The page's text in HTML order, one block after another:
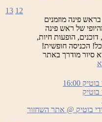
פינה מוזמנים
של ראש פינה
הופעות חיות,
הכניסה חופשית!
18:00 וב19:30 יצא סיור מודרך באתר
בולברד
–
ירידי
בוטיק
12
13
בוטיק 16:00
בוטיק